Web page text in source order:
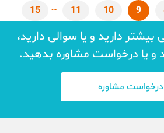
9
10
11
15
بیشتر دارید و یا سوالی دارید،
و یا درخواست مشاوره بدهید.
درخواست مشاوره